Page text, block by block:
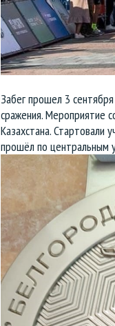
Забег прошел 3
сражения. Мероприятие
Казахстана. Стартовали
прошёл по центральным